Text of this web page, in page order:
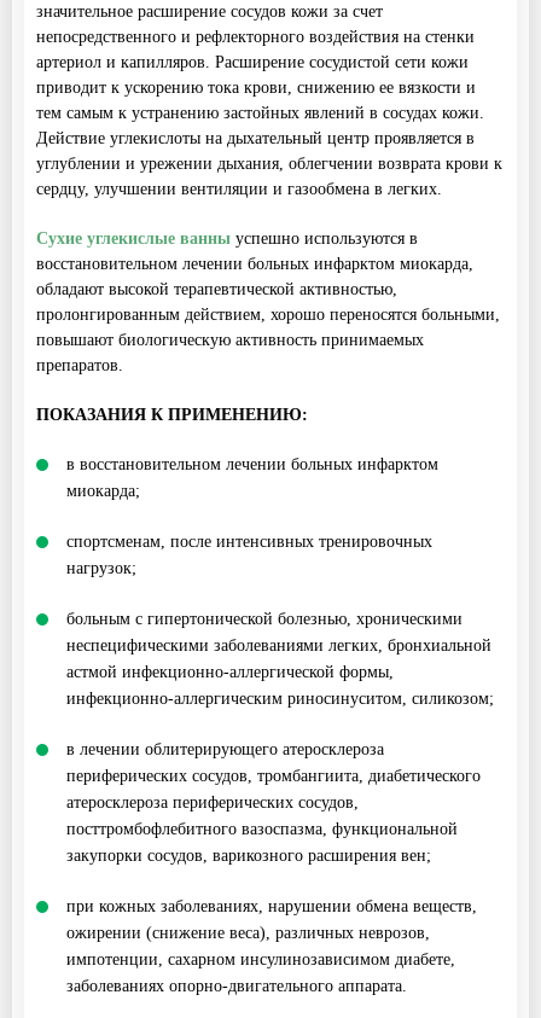
значительное расширение сосудов кожи за счет
непосредственного и рефлекторного воздействия на стенки
артериол и капилляров. Расширение сосудистой сети кожи
приводит к ускорению тока крови, снижению ее вязкости и
тем самым к устранению застойных явлений в сосудах кожи.
Действие углекислоты на дыхательный центр проявляется в
углублении и урежении дыхания, облегчении возврата крови к
сердцу, улучшении вентиляции и газообмена в легких.
Сухие углекислые ванны успешно используются в
восстановительном лечении больных инфарктом миокарда,
обладают высокой терапевтической активностью,
пролонгированным действием, хорошо переносятся больными,
повышают биологическую активность принимаемых
препаратов.
ПОКАЗАНИЯ К ПРИМЕНЕНИЮ:
в восстановительном лечении больных инфарктом
миокарда;
спортсменам, после интенсивных тренировочных
нагрузок;
больным с гипертонической болезнью, хроническими
неспецифическими заболеваниями легких, бронхиальной
астмой инфекционно-аллергической формы,
инфекционно-аллергическим риносинуситом, силикозом;
в лечении облитерирующего атеросклероза
периферических сосудов, тромбангиита, диабетического
атеросклероза периферических сосудов,
посттромбофлебитного вазоспазма, функциональной
закупорки сосудов, варикозного расширения вен;
при кожных заболеваниях, нарушении обмена веществ,
ожирении (снижение веса), различных неврозов,
импотенции, сахарном инсулинозависимом диабете,
заболеваниях опорно-двигательного аппарата.